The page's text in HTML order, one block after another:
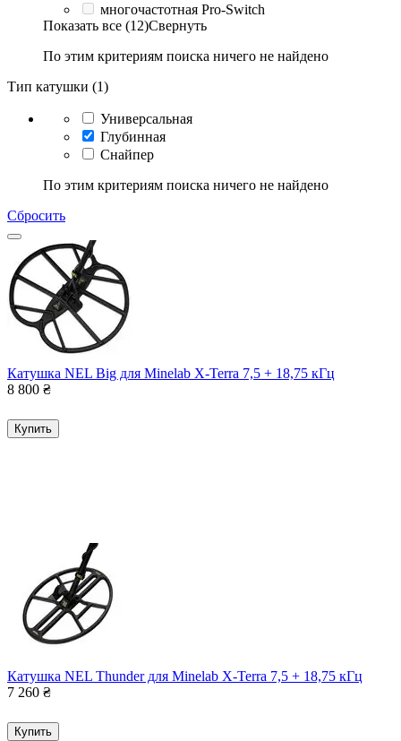
многочастотная Pro-Switch
Показать все (12)Свернуть
По этим критериям поиска ничего не найдено
Тип катушки (1)
Универсальная
Глубинная
Снайпер
По этим критериям поиска ничего не найдено
Сбросить
Катушка NEL Big для Minelab X-Terra 7,5 + 18,75 кГц
8 800 ₴
Купить
Катушка NEL Thunder для Minelab X-Terra 7,5 + 18,75 кГц
7 260 ₴
Купить